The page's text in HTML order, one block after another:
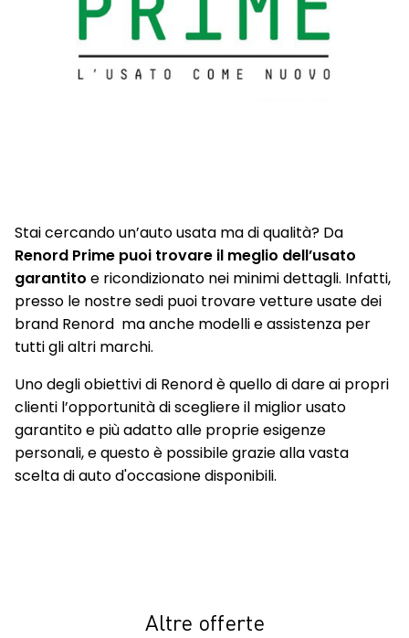
Stai cercando un’auto usata ma di qualità? Da
Renord Prime puoi trovare il meglio dell’usato
garantito e ricondizionato nei minimi dettagli. Infatti,
presso le nostre sedi puoi trovare vetture usate dei
brand Renord ma anche modelli e assistenza per
tutti gli altri marchi.
Uno degli obiettivi di Renord è quello di dare ai propri
clienti l’opportunità di scegliere il miglior usato
garantito e più adatto alle proprie esigenze
personali, e questo è possibile grazie alla vasta
scelta di auto d'occasione disponibili.
Altre offerte